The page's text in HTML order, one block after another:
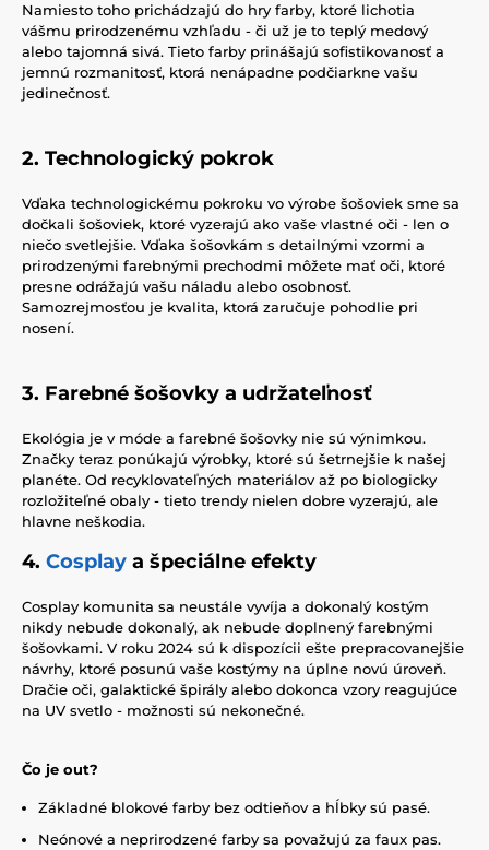
Namiesto toho prichádzajú do hry farby, ktoré lichotia
vášmu prirodzenému vzhľadu - či už je to teplý medový
alebo tajomná sivá. Tieto farby prinášajú sofistikovanosť a
jemnú rozmanitosť, ktorá nenápadne podčiarkne vašu
jedinečnosť.
2. Technologický pokrok
Vďaka technologickému pokroku vo výrobe šošoviek sme sa
dočkali šošoviek, ktoré vyzerajú ako vaše vlastné oči - len o
niečo svetlejšie. Vďaka šošovkám s detailnými vzormi a
prirodzenými farebnými prechodmi môžete mať oči, ktoré
presne odrážajú vašu náladu alebo osobnosť.
Samozrejmosťou je kvalita, ktorá zaručuje pohodlie pri
nosení.
3. Farebné šošovky a udržateľnosť
Ekológia je v móde a farebné šošovky nie sú výnimkou.
Značky teraz ponúkajú výrobky, ktoré sú šetrnejšie k našej
planéte. Od recyklovateľných materiálov až po biologicky
rozložiteľné obaly - tieto trendy nielen dobre vyzerajú, ale
hlavne neškodia.
4. Cosplay a špeciálne efekty
Cosplay komunita sa neustále vyvíja a dokonalý kostým
nikdy nebude dokonalý, ak nebude doplnený farebnými
šošovkami. V roku 2024 sú k dispozícii ešte prepracovanejšie
návrhy, ktoré posunú vaše kostýmy na úplne novú úroveň.
Dračie oči, galaktické špirály alebo dokonca vzory reagujúce
na UV svetlo - možnosti sú nekonečné.
Čo je out?
Základné blokové farby bez odtieňov a hĺbky sú pasé.
Neónové a neprirodzené farby sa považujú za faux pas.